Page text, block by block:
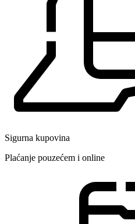
Sigurna kupovina
Plaćanje pouzećem i online